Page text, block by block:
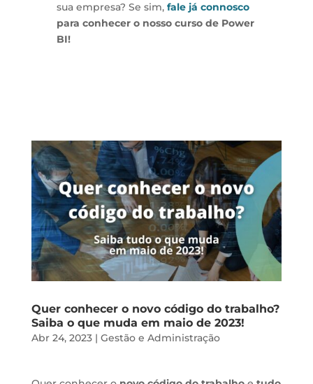
sua empresa? Se sim, fale já connosco
para conhecer o nosso curso de Power
BI!
Quer conhecer o novo código do trabalho?
Saiba o que muda em maio de 2023!
Abr 24, 2023| Gestão e Administração